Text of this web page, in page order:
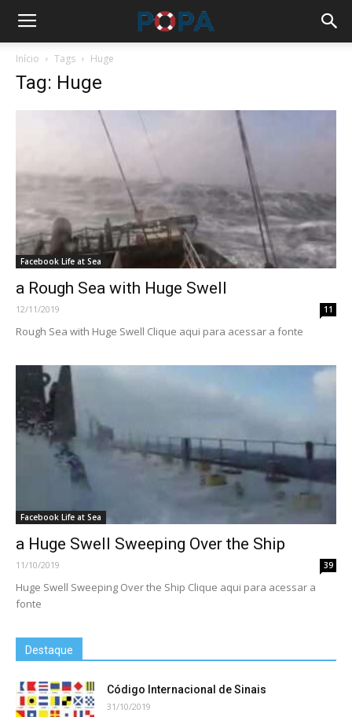
Início Tags Huge
Tag: Huge
Facebook Life at Sea
a Rough Sea with Huge Swell
12/11/2019 11
Rough Sea with Huge Swell Clique aqui para acessar a fonte
Facebook Life at Sea
a Huge Swell Sweeping Over the Ship
11/10/2019 39
Huge Swell Sweeping Over the Ship Clique aqui para acessar a
fonte
Destaque
Código Internacional de Sinais
31/10/2019